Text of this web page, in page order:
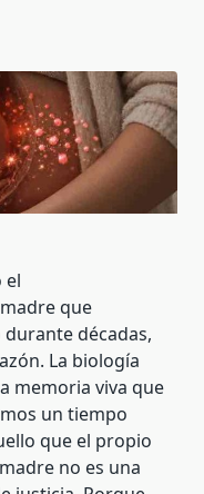
el
que
décadas,
La biología
memoria viva que
un tiempo
que el propio
no es una